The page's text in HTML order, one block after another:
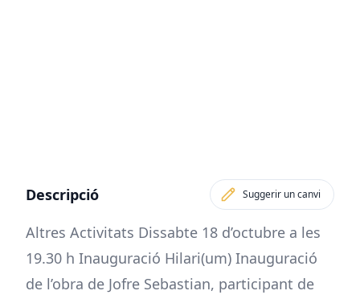
Descripció Suggerir un canvi
Altres Activitats Dissabte 18 d’octubre a les
19.30 h Inauguració Hilari(um) Inauguració
de l’obra de Jofre Sebastian, participant de